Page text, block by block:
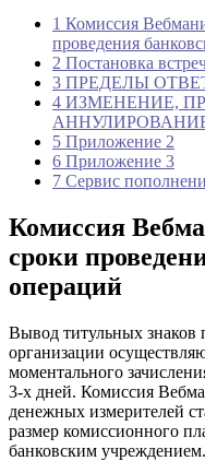
1 Комиссия
проведения
2 Постановка
3 ПРЕДЕЛЫ
4 ИЗМЕНЕНИЕ,
5 Приложение 2
6 Приложение 3
7 Сервис
Комиссия
сроки
операций
Вывод титульных знаков
организации
моментального
3-х дней. Комиссия
денежных измерителей
размер комиссионного
банковским учреждением.